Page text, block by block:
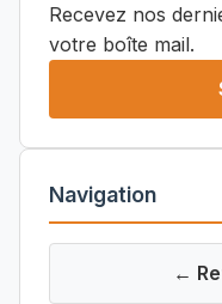
Recevez nos
votre boîte mail.
Navigation
←